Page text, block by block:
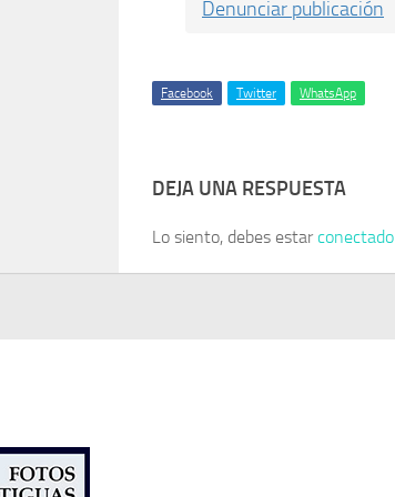
Denunciar publicación
Facebook Twitter WhatsApp
DEJA UNA RESPUESTA
Lo siento, debes estarconectado